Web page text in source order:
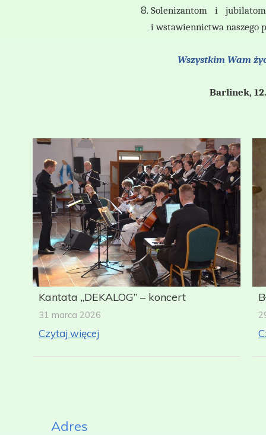
Solenizantom i
i wstawiennictwa naszego
Wszystkim Wam
Kantata „DEKALOG” – koncert
31 marca 2026
Czytaj więcej
Adres